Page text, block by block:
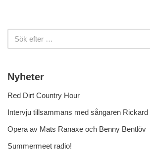
Nyheter
Red Dirt Country Hour
Intervju tillsammans med sångaren Rickard
Opera av Mats Ranaxe och Benny Bentlöv
Summermeet radio!